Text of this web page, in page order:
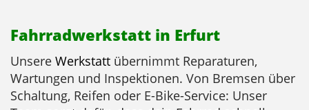
Fahrradwerkstatt in Erfurt
Unsere Werkstatt übernimmt Reparaturen,
Wartungen und Inspektionen. Von Bremsen über
Schaltung, Reifen oder E-Bike-Service: Unser